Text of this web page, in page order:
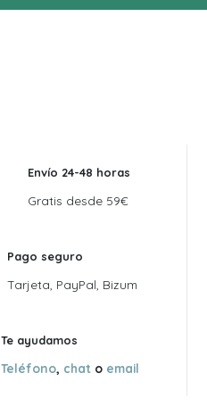
Envío 24-48 horas
Gratis desde 59€
Pago seguro
Tarjeta, PayPal, Bizum
Te ayudamos
Teléfono, chat o email